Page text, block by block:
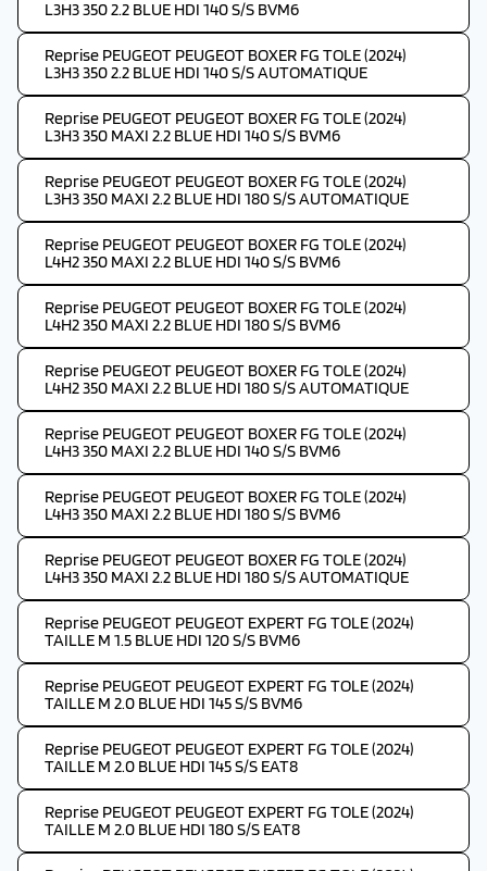
L3H3 350 2.2 BLUE HDI 140 S/S BVM6
Reprise PEUGEOT PEUGEOT BOXER FG TOLE (2024)
L3H3 350 2.2 BLUE HDI 140 S/S AUTOMATIQUE
Reprise PEUGEOT PEUGEOT BOXER FG TOLE (2024)
L3H3 350 MAXI 2.2 BLUE HDI 140 S/S BVM6
Reprise PEUGEOT PEUGEOT BOXER FG TOLE (2024)
L3H3 350 MAXI 2.2 BLUE HDI 180 S/S AUTOMATIQUE
Reprise PEUGEOT PEUGEOT BOXER FG TOLE (2024)
L4H2 350 MAXI 2.2 BLUE HDI 140 S/S BVM6
Reprise PEUGEOT PEUGEOT BOXER FG TOLE (2024)
L4H2 350 MAXI 2.2 BLUE HDI 180 S/S BVM6
Reprise PEUGEOT PEUGEOT BOXER FG TOLE (2024)
L4H2 350 MAXI 2.2 BLUE HDI 180 S/S AUTOMATIQUE
Reprise PEUGEOT PEUGEOT BOXER FG TOLE (2024)
L4H3 350 MAXI 2.2 BLUE HDI 140 S/S BVM6
Reprise PEUGEOT PEUGEOT BOXER FG TOLE (2024)
L4H3 350 MAXI 2.2 BLUE HDI 180 S/S BVM6
Reprise PEUGEOT PEUGEOT BOXER FG TOLE (2024)
L4H3 350 MAXI 2.2 BLUE HDI 180 S/S AUTOMATIQUE
Reprise PEUGEOT PEUGEOT EXPERT FG TOLE (2024)
TAILLE M 1.5 BLUE HDI 120 S/S BVM6
Reprise PEUGEOT PEUGEOT EXPERT FG TOLE (2024)
TAILLE M 2.0 BLUE HDI 145 S/S BVM6
Reprise PEUGEOT PEUGEOT EXPERT FG TOLE (2024)
TAILLE M 2.0 BLUE HDI 145 S/S EAT8
Reprise PEUGEOT PEUGEOT EXPERT FG TOLE (2024)
TAILLE M 2.0 BLUE HDI 180 S/S EAT8